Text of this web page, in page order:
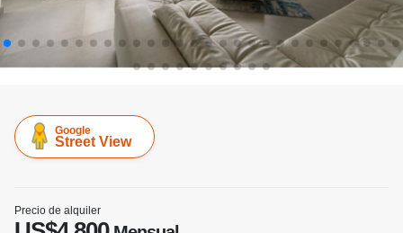
Google
Street View
Precio de alquiler